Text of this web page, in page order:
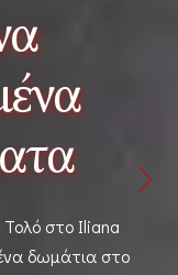
Ένα ευρύχωρο
Τολό με